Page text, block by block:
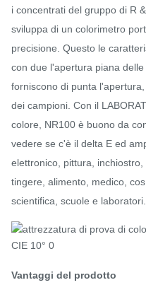
i concentrati del gruppo di R
sviluppa di un colorimetro
precisione. Questo le
con due l'apertura piana
forniscono di punta
dei campioni. Con il
colore, NR100 è buono da
vedere se c'è il delta E ed
elettronico, pittura,
tingere, alimento, medico,
scientifica, scuole e laboratori.
Vantaggi del prodotto